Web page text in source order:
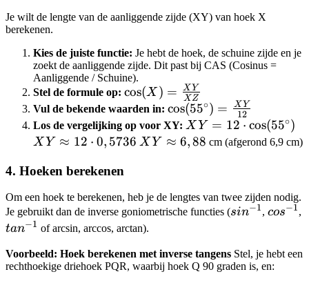
Je wilt de lengte van de aanliggende zijde (XY) van hoek X
berekenen.
Kies de juiste functie: Je hebt de hoek, de schuine zijde en je
zoekt de aanliggende zijde. Dit past bij CAS (Cosinus =
Aanliggende / Schuine).
Stel de formule op: \cos(X) =
\frac{XY}
{XZ}
cos(X ) = XZ
X Y
Vul de bekende waarden in: \cos(55^\circ)
= \frac{XY}
{12}
cos(55∘) = 12
X Y
Los de vergelijking op voor XY: XY = 12
\cdot
X Y = 12 ⋅ cos(55∘)
X Y ≈ 12 ⋅ 0, 5736 XY
X Y ≈ 6,88 cm (afgerond 6,9 cm)
4. Hoeken berekenen
Om een hoek te berekenen, heb je de lengtes van twee zijden nodig.
Je gebruikt dan de inverse goniometrische functies (sin^{-1}
sin−1, cos^{-
cos−1,
tan^{-1}
tan−1 of arcsin, arccos, arctan).
Voorbeeld: Hoek berekenen met inverse tangens Stel, je hebt een
rechthoekige driehoek PQR, waarbij hoek Q 90 graden is, en: